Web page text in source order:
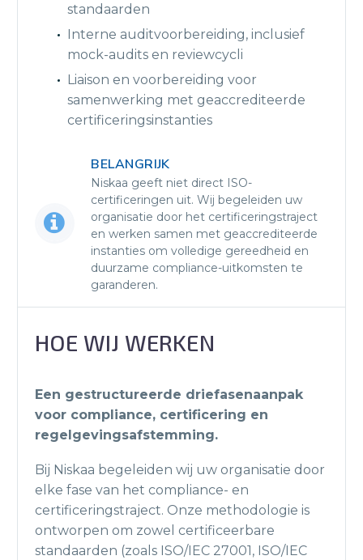
standaarden
Interne auditvoorbereiding, inclusief
mock-audits en reviewcycli
Liaison en voorbereiding voor
samenwerking met geaccrediteerde
certificeringsinstanties


BELANGRIJK
Niskaa geeft niet direct ISO-
certificeringen uit. Wij begeleiden uw
organisatie door het certificeringstraject
en werken samen met geaccrediteerde
instanties om volledige gereedheid en
duurzame compliance-uitkomsten te
garanderen.
HOE WIJ WERKEN
Een gestructureerde driefasenaanpak
voor compliance, certificering en
regelgevingsafstemming.
Bij Niskaa begeleiden wij uw organisatie door
elke fase van het compliance- en
certificeringstraject. Onze methodologie is
ontworpen om zowel certificeerbare
standaarden (zoals ISO/IEC 27001, ISO/IEC